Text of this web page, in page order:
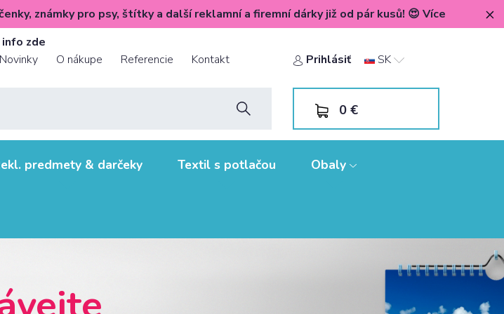
známky pro psy, štítky a další reklamní a firemní dárky již od pár kusů! 😍 Více
info zde
Novinky O nákupe
O nás
Dodanie a platby
cookies
Referencie Kontakt Prihlásiť SK
0 €
predmety & darčeky Textil s potlačou Obaly